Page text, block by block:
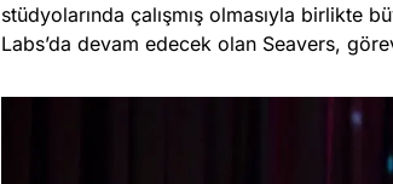
stüdyolarında çalışmış olmasıyla birlikte
Labs’da devam edecek olan Seavers,